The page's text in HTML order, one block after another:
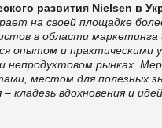
развития Nielsen в
на своей площадке
в области
опытом и практическими
и непродуктовом рынках.
местом для полезных
кладезь вдохновения и